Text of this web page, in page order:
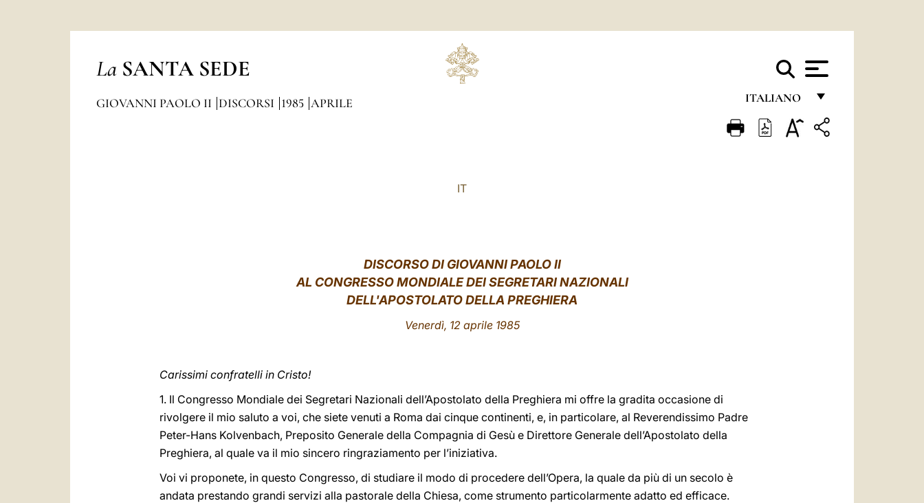
La SANTA SEDE
ITALIANO
FRANÇAIS
GIOVANNI PAOLO II DISCORSI 1985 APRILE
IT
DISCORSO DI GIOVANNI PAOLO II
AL CONGRESSO MONDIALE DEI SEGRETARI NAZIONALI
DELL'APOSTOLATO DELLA PREGHIERA
Venerdì, 12 aprile 1985
Carissimi confratelli in Cristo!
1. Il Congresso Mondiale dei Segretari Nazionali dell’Apostolato della Preghiera mi offre la gradita occasione di
rivolgere il mio saluto a voi, che siete venuti a Roma dai cinque continenti, e, in particolare, al Reverendissimo Padre
Peter-Hans Kolvenbach, Preposito Generale della Compagnia di Gesù e Direttore Generale dell’Apostolato della
Preghiera, al quale va il mio sincero ringraziamento per l’iniziativa.
Voi vi proponete, in questo Congresso, di studiare il modo di procedere dell’Opera, la quale da più di un secolo è
andata prestando grandi servizi alla pastorale della Chiesa, come strumento particolarmente adatto ed efficace.